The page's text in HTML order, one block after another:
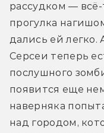
рассудком —
прогулка
дались ей легко.
Серсеи теперь
послушного
появится еще
наверняка
над городом,